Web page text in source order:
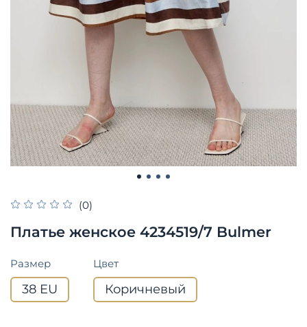
(0)
Платье женское 4234519/7 Bulmer
Размер
38 EU
Цвет
Коричневый